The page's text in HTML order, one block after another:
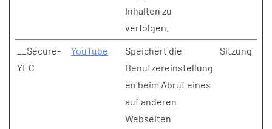
Inhalten zu
verfolgen.
__Secure-
YEC
YouTube
Speichert die
Benutzereinstellung
en beim Abruf eines
auf anderen
Webseiten
Sitzung